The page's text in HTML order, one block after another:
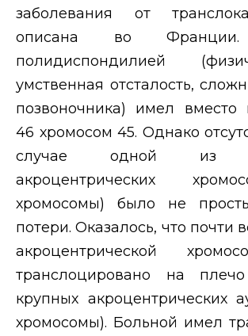
заболевания от
описана во Франции.
полидиспондилией
умственная отсталость,
позвоночника) имел вместо
46 хромосом 45. Однако
случае одной из
акроцентрических
хромосомы) было не
потери. Оказалось, что почти
акроцентрической
транслоцировано на
крупных акроцентрических
хромосомы). Больной имел